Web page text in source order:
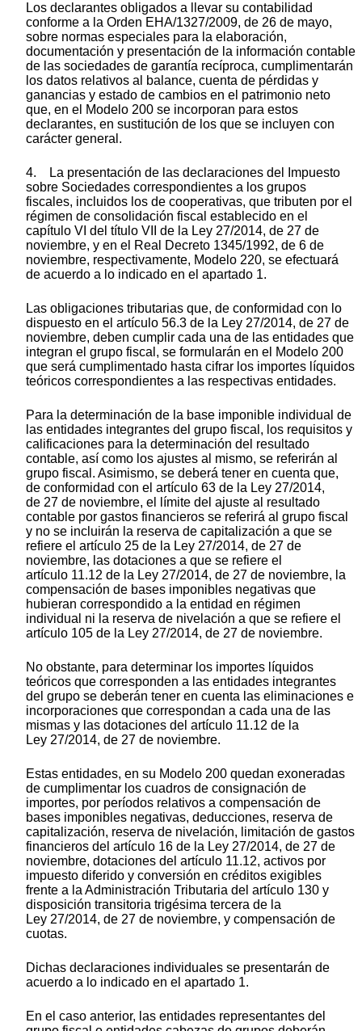
Los declarantes obligados a llevar su contabilidad
conforme a la Orden EHA/1327/2009, de 26 de mayo,
sobre normas especiales para la elaboración,
documentación y presentación de la información contable
de las sociedades de garantía recíproca, cumplimentarán
los datos relativos al balance, cuenta de pérdidas y
ganancias y estado de cambios en el patrimonio neto
que, en el Modelo 200 se incorporan para estos
declarantes, en sustitución de los que se incluyen con
carácter general.
4. La presentación de las declaraciones del Impuesto
sobre Sociedades correspondientes a los grupos
fiscales, incluidos los de cooperativas, que tributen por el
régimen de consolidación fiscal establecido en el
capítulo VI del título VII de la Ley 27/2014, de 27 de
noviembre, y en el Real Decreto 1345/1992, de 6 de
noviembre, respectivamente, Modelo 220, se efectuará
de acuerdo a lo indicado en el apartado 1.
Las obligaciones tributarias que, de conformidad con lo
dispuesto en el artículo 56.3 de la Ley 27/2014, de 27 de
noviembre, deben cumplir cada una de las entidades que
integran el grupo fiscal, se formularán en el Modelo 200
que será cumplimentado hasta cifrar los importes líquidos
teóricos correspondientes a las respectivas entidades.
Para la determinación de la base imponible individual de
las entidades integrantes del grupo fiscal, los requisitos y
calificaciones para la determinación del resultado
contable, así como los ajustes al mismo, se referirán al
grupo fiscal. Asimismo, se deberá tener en cuenta que,
de conformidad con el artículo 63 de la Ley 27/2014,
de 27 de noviembre, el límite del ajuste al resultado
contable por gastos financieros se referirá al grupo fiscal
y no se incluirán la reserva de capitalización a que se
refiere el artículo 25 de la Ley 27/2014, de 27 de
noviembre, las dotaciones a que se refiere el
artículo 11.12 de la Ley 27/2014, de 27 de noviembre, la
compensación de bases imponibles negativas que
hubieran correspondido a la entidad en régimen
individual ni la reserva de nivelación a que se refiere el
artículo 105 de la Ley 27/2014, de 27 de noviembre.
No obstante, para determinar los importes líquidos
teóricos que corresponden a las entidades integrantes
del grupo se deberán tener en cuenta las eliminaciones e
incorporaciones que correspondan a cada una de las
mismas y las dotaciones del artículo 11.12 de la
Ley 27/2014, de 27 de noviembre.
Estas entidades, en su Modelo 200 quedan exoneradas
de cumplimentar los cuadros de consignación de
importes, por períodos relativos a compensación de
bases imponibles negativas, deducciones, reserva de
capitalización, reserva de nivelación, limitación de gastos
financieros del artículo 16 de la Ley 27/2014, de 27 de
noviembre, dotaciones del artículo 11.12, activos por
impuesto diferido y conversión en créditos exigibles
frente a la Administración Tributaria del artículo 130 y
disposición transitoria trigésima tercera de la
Ley 27/2014, de 27 de noviembre, y compensación de
cuotas.
Dichas declaraciones individuales se presentarán de
acuerdo a lo indicado en el apartado 1.
En el caso anterior, las entidades representantes del